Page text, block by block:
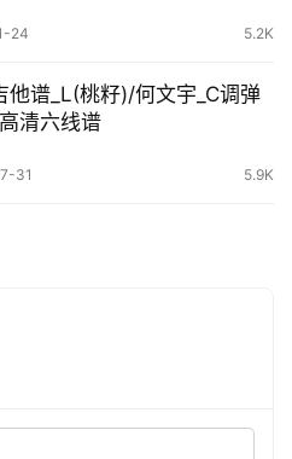
24 5.2K
他谱_L(桃籽)/何文宇_C调弹
清六线谱
31 5.9K